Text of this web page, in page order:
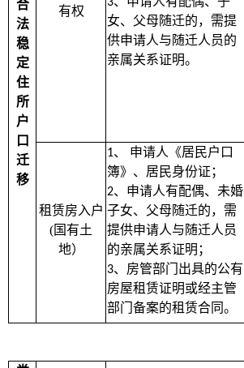
合
法
稳
定
住
所
户
口
迁
移
有权
女、父母随迁的，需提
供申请人与随迁人员的
亲属关系证明。
租赁房入户
(国有土
地）
1、
申请人《居民户口
簿》、居民身份证；
2、申请人有配偶、未婚
子女、父母随迁的，需
提供申请人与随迁人员
的亲属关系证明；
3、房管部门出具的公有
房屋租赁证明或经主管
部门备案的租赁合同。